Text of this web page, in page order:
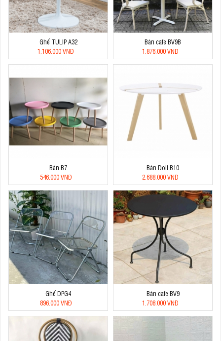
Ghế TULIP A32
1.106.000 VNĐ
Bàn cafe BV9B
1.876.000 VNĐ
Bàn B7
546.000 VNĐ
Bàn Doll B10
2.688.000 VNĐ
Ghế DPG4
896.000 VNĐ
Bàn cafe BV9
1.708.000 VNĐ